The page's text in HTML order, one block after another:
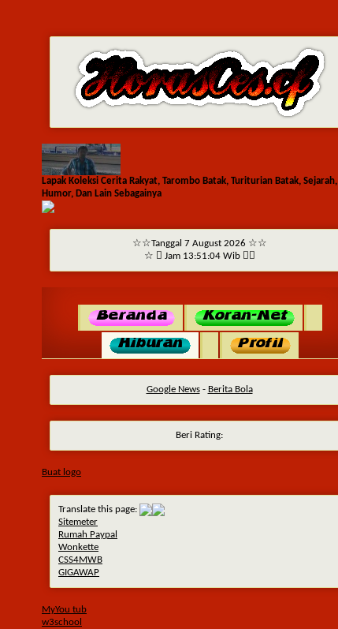
Lapak Koleksi Cerita Rakyat, Tarombo Batak, Turiturian Batak, Sejarah,
Humor, Dan Lain Sebagainya
☆☆Tanggal 7 August 2026 ☆☆
☆  Jam 13:51:04 Wib ☆
Google News- Berita Bola
Beri Rating:
Buat logo
Translate this page:
Sitemeter
Rumah Paypal
Wonkette
CSS4MWB
GIGAWAP
MyYou tub
w3school